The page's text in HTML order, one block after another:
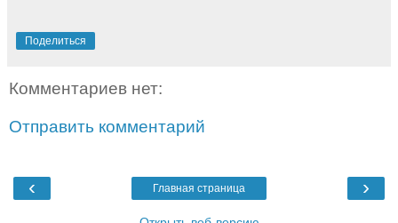
Поделиться
Комментариев нет:
Отправить комментарий
‹ ›
Главная страница